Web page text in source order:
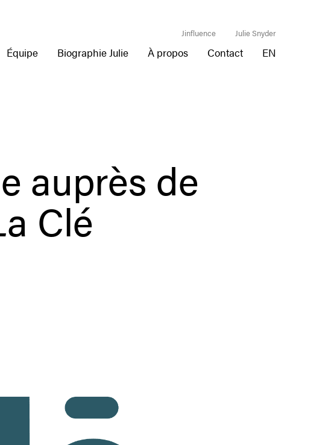
Jinfluence Julie Snyder
Équipe Biographie Julie À propos Contact EN
auprès de
Clé